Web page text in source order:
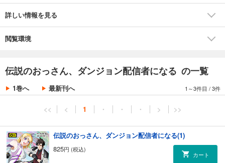
詳しい情報を見る
閲覧環境
伝説のおっさん、ダンジョン配信者になる の一覧
1巻へ 最新刊へ 1～3件目 /3件
<< < 1 ・ ・ ・ > >>
伝説のおっさん、ダンジョン配信者になる(1)
825円 (税込)
カート